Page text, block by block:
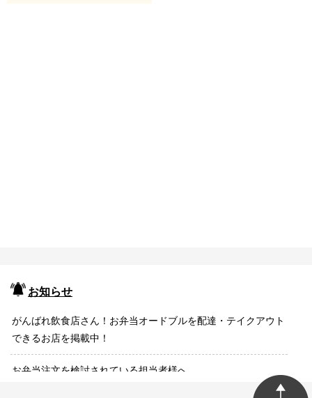
お知らせ
がんばれ飲食店さん！お弁当オードブルを配達・テイクアウト
できるお店を掲載中！
お弁当注文を検討されている担当者様へ